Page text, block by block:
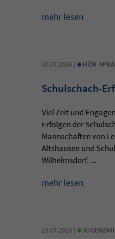
mehr lesen
30.07.2026 | • HÖR-
Schulschach-
Viel Zeit und
Erfolgen der
Mannschaften von
Altshausen und
Wilhelmsdorf. ...
mehr lesen
29.07.2026 | •